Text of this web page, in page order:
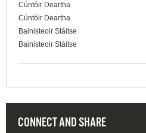
Cúntóir Deartha
Cúntóir Deartha
Bainisteoir Stáitse
Bainisteoir Stáitse
CONNECT AND SHARE